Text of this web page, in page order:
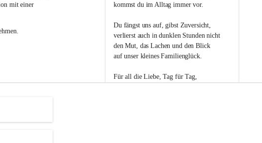
mit einer
kommst du im Alltag immer vor.
Du fängst uns auf, gibst Zuversicht,
verlierst auch in dunklen Stunden nicht
den Mut, das Lachen und den Blick
auf unser kleines Familienglück.
Für all die Liebe, Tag für Tag,